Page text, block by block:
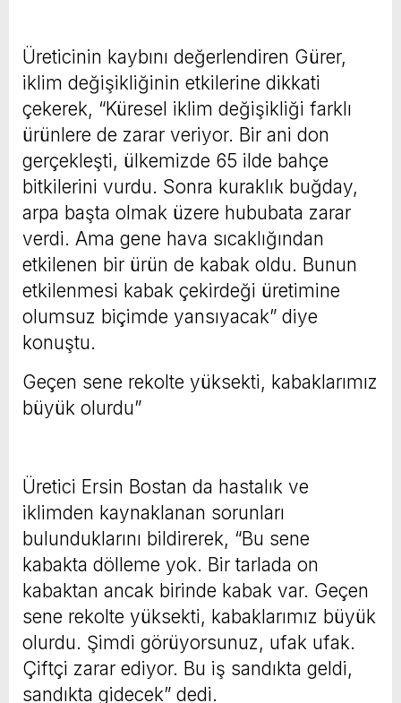
Üreticinin kaybını değerlendiren Gürer,
iklim değişikliğinin etkilerine dikkati
çekerek, “Küresel iklim değişikliği farklı
ürünlere de zarar veriyor. Bir ani don
gerçekleşti, ülkemizde 65 ilde bahçe
bitkilerini vurdu. Sonra kuraklık buğday,
arpa başta olmak üzere hububata zarar
verdi. Ama gene hava sıcaklığından
etkilenen bir ürün de kabak oldu. Bunun
etkilenmesi kabak çekirdeği üretimine
olumsuz biçimde yansıyacak” diye
konuştu.
Geçen sene rekolte yüksekti, kabaklarımız
büyük olurdu”
Üretici Ersin Bostan da hastalık ve
iklimden kaynaklanan sorunları
bulunduklarını bildirerek, “Bu sene
kabakta dölleme yok. Bir tarlada on
kabaktan ancak birinde kabak var. Geçen
sene rekolte yüksekti, kabaklarımız büyük
olurdu. Şimdi görüyorsunuz, ufak ufak.
Çiftçi zarar ediyor. Bu iş sandıkta geldi,
sandıkta gidecek” dedi.